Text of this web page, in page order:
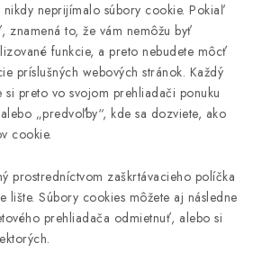
neprijímalo súbory cookie. Pokiaľ
znamená to, že vám nemôžu byť
funkcie, a preto nebudete môcť
príslušných webových stránok. Každý
preto vo svojom prehliadači ponuku
„predvoľby“, kde sa dozviete, ako
cookie.
prostredníctvom zaškrtávacieho políčka
lište. Súbory cookies môžete aj následne
prehliadača odmietnuť, alebo si